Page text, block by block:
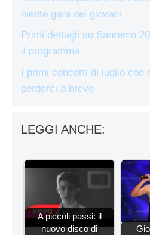
niente gara dei giovani
Primi dettagli su Sanremo
il programma
I primi concerti di luglio che
perderci a breve
LEGGI ANCHE:
A piccoli passi: il
nuovo disco di